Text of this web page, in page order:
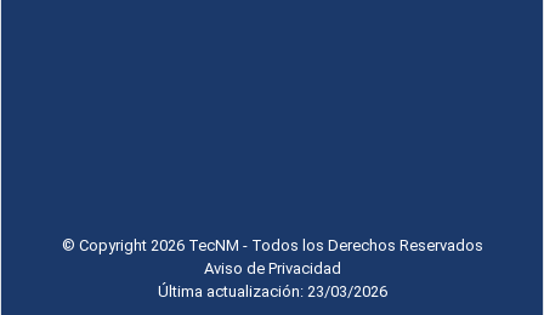
© Copyright 2026 TecNM - Todos los Derechos Reservados
Aviso de Privacidad
Última actualización: 23/03/2026